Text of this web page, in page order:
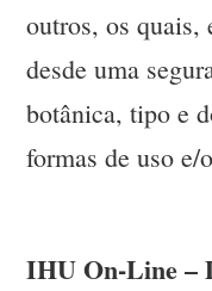
outros, os
desde uma
botânica, tipo e
formas de uso e/
IHU On-Line –